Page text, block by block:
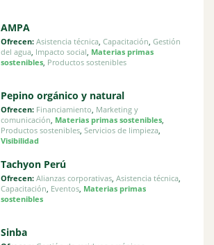
AMPA
Ofrecen: Asistencia técnica, Capacitación Gestión
del agua, Impacto social Materias primas
sostenibles, Productos sostenibles
Pepino orgánico y natural
Ofrecen: Financiamiento, Marketing y
comunicación, Materias primas sostenibles,
Productos sostenibles, Servicios de limpieza,
Visibilidad
Tachyon Perú
Ofrecen: Alianzas corporativas, Asistencia técnica,
Capacitación Eventos, Materias primas
sostenibles
Sinba